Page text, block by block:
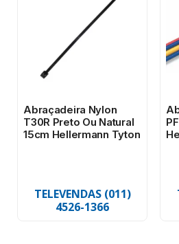
Abraçadeira Nylon
T30R Preto Ou Natural
15cm Hellermann Tyton
TELEVENDAS (011)
4526-1366